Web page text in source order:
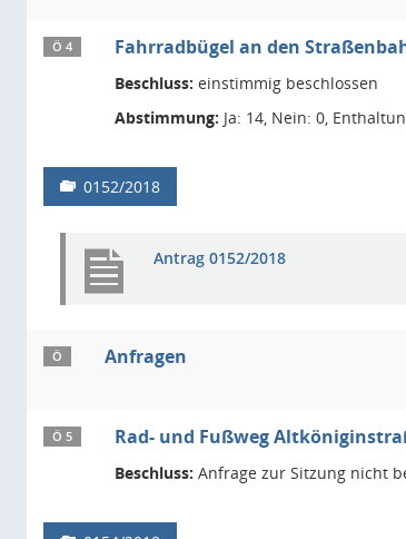
Ö 4 Fahrradbügel an den
Beschluss: einstimmig beschlossen
Abstimmung: Ja: 14, Nein: 0,
0152/2018
Antrag 0152/2018
Ö Anfragen
Ö 5 Rad- und Fußweg
Beschluss: Anfrage zur Sitzung nicht